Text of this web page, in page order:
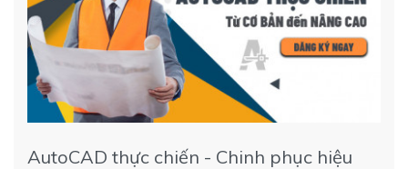
AutoCAD thực chiến - Chinh phục hiệu